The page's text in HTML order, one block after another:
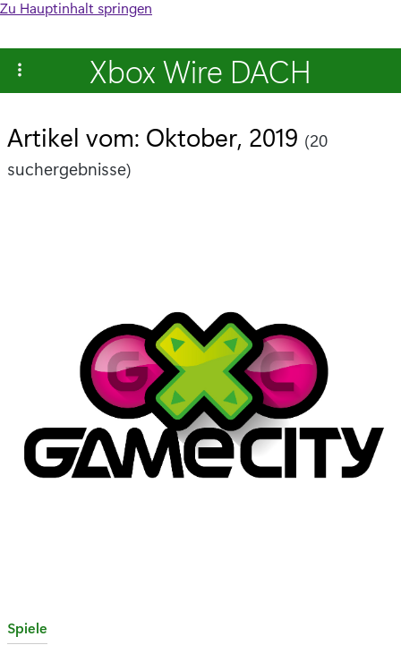
Zu Hauptinhalt springen
Xbox Wire DACH
Artikel vom: Oktober, 2019 (20
suchergebnisse)
K
Spiele